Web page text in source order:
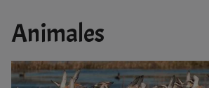
Animales